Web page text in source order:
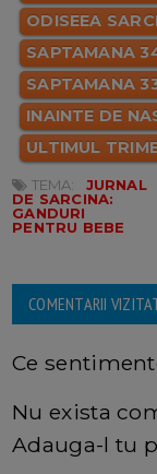
ODISEEA
SAPTAMANA
SAPTAMANA
INAINTE DE
ULTIMUL
TEMA:
JURNAL
DE SARCINA:
GANDURI
PENTRU BEBE
COMENTARII
Ce
Nu exista
Adauga-l tu